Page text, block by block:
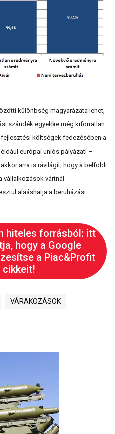
különbség magyarázata lehet,
szándék egyelőre még kiforratlan
fejlesztési költségek fedezésében a
európai uniós pályázati –
arra is rávilágít, hogy a belföldi
vállalkozások vártnál
alááshatja a beruházási
hiteles forrásból: itt
hogy a Google
a Piac&Profit
cikkeit!
VÁRAKOZÁSOK